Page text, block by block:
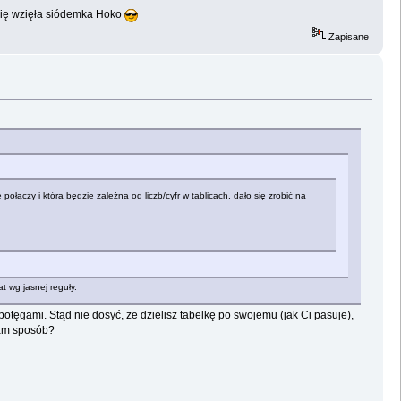
wzięła siódemka Hoko
Zapisane
i która będzie zależna od liczb/cyfr w tablicach. dało się zrobić na
wg jasnej reguły.
Stąd nie dosyć, że dzielisz tabelkę po swojemu (jak Ci pasuje),
sposób?